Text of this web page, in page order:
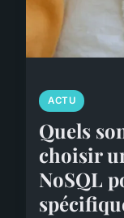
ACTU
Quels
choisir
NoSQL